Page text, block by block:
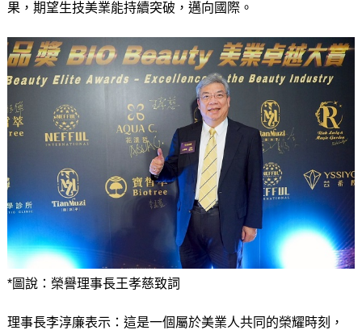
果，期望生技美業能持續突破，邁向國際。
*圖說：榮譽理事長王孝慈致詞
理事長李淳廉表示：這是一個屬於美業人共同的榮耀時刻，